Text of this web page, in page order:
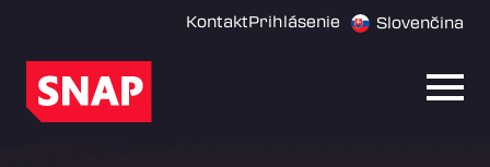
KontaktPrihlásenie Slovenčina